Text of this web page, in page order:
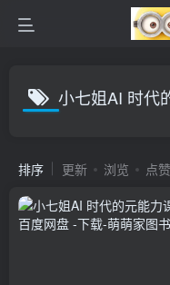
小七姐AI 时代
排序 更新 浏览 点赞